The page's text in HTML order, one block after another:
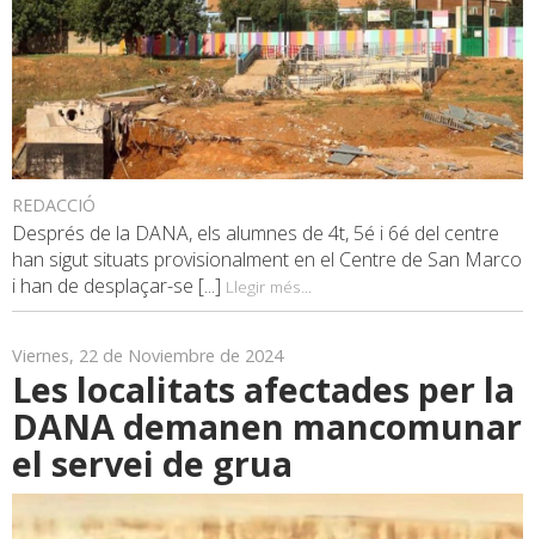
REDACCIÓ
Després de la DANA, els alumnes de 4t, 5é i 6é del centre
han sigut situats provisionalment en el Centre de San Marco
i han de desplaçar-se [...] Llegir més...
Viernes, 22 de Noviembre de 2024
Les localitats afectades per la
DANA demanen mancomunar
el servei de grua